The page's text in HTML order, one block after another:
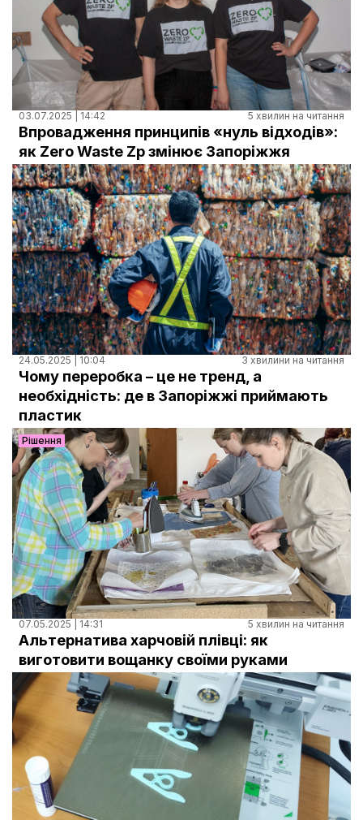
03.07.2025 | 14:42 5 хвилин на читання
Впровадження принципів «нуль відходів»:
як Zero Waste Zp змінює Запоріжжя
24.05.2025 | 10:04 3 хвилини на читання
Чому переробка – це не тренд, а
необхідність: де в Запоріжжі приймають
пластик
Рішення
07.05.2025 | 14:31 5 хвилин на читання
Альтернатива харчовій плівці: як
виготовити вощанку своїми руками